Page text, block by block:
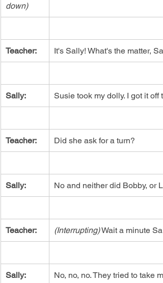
down)
Teacher: It's Sally! What's the matter,
Sally: Susie took my dolly. I got it off
Teacher: Did she ask for a turn?
Sally: No and neither did Bobby, or
Teacher: (Interrupting) Wait a minute
Sally: No, no, no. They tried to take